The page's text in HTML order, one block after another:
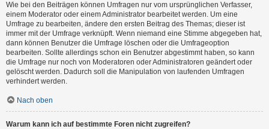
Wie bei den Beiträgen können Umfragen nur vom ursprünglichen Verfasser,
einem Moderator oder einem Administrator bearbeitet werden. Um eine
Umfrage zu bearbeiten, ändere den ersten Beitrag des Themas; dieser ist
immer mit der Umfrage verknüpft. Wenn niemand eine Stimme abgegeben hat,
dann können Benutzer die Umfrage löschen oder die Umfrageoption
bearbeiten. Sollte allerdings schon ein Benutzer abgestimmt haben, so kann
die Umfrage nur noch von Moderatoren oder Administratoren geändert oder
gelöscht werden. Dadurch soll die Manipulation von laufenden Umfragen
verhindert werden.
Nach oben
Warum kann ich auf bestimmte Foren nicht zugreifen?